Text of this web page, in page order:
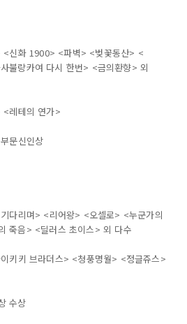
<신화 1900> <파벽> <벚꽃동산> <
불랑카여 다시 한번> <금의환향> 외
레테의 연가>
문신인상
다리며> <리어왕> <오셀로> <누군가의
죽음> <딜러스 초이스> 외 다수
키키 브라더스> <청풍명월> <정글쥬스>
수상